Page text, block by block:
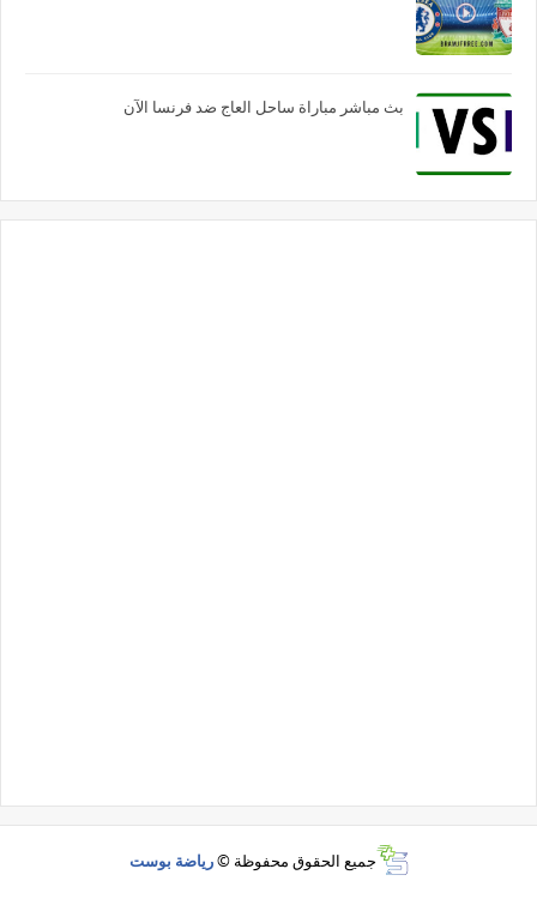
بث مباشر مباراة ساحل العاج ضد فرنسا الآن
جميع الحقوق محفوظة ©رياضة بوست